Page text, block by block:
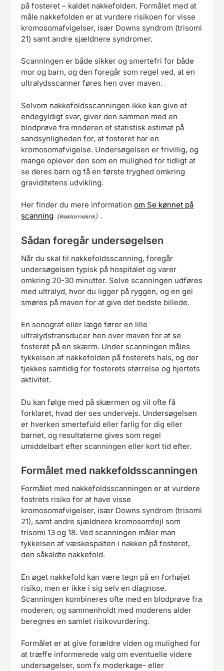
på fosteret – kaldet nakkefolden. Formålet med at
måle nakkefolden er at vurdere risikoen for visse
kromosomafvigelser, især Downs syndrom (trisomi
21) samt andre sjældnere syndromer.
Scanningen er både sikker og smertefri for både
mor og barn, og den foregår som regel ved, at en
ultralydsscanner føres hen over maven.
Selvom nakkefoldsscanningen ikke kan give et
endegyldigt svar, giver den sammen med en
blodprøve fra moderen et statistisk estimat på
sandsynligheden for, at fosteret har en
kromosomafvigelse. Undersøgelsen er frivillig, og
mange oplever den som en mulighed for tidligt at
se deres barn og få en første tryghed omkring
graviditetens udvikling.
Her finder du mere informationom Se kønnet på
scanning
.
Sådan foregår undersøgelsen
Når du skal til nakkefoldsscanning, foregår
undersøgelsen typisk på hospitalet og varer
omkring 20-30 minutter. Selve scanningen udføres
med ultralyd, hvor du ligger på ryggen, og en gel
smøres på maven for at give det bedste billede.
En sonograf eller læge fører en lille
ultralydstransducer hen over maven for at se
fosteret på en skærm. Under scanningen måles
tykkelsen af nakkefolden på fosterets hals, og der
tjekkes samtidig for fosterets størrelse og hjertets
aktivitet.
Du kan følge med på skærmen og vil ofte få
forklaret, hvad der ses undervejs. Undersøgelsen
er hverken smertefuld eller farlig for dig eller
barnet, og resultaterne gives som regel
umiddelbart efter scanningen eller kort tid efter.
Formålet med nakkefoldsscanningen
Formålet med nakkefoldsscanningen er at vurdere
fostrets risiko for at have visse
kromosomafvigelser, især Downs syndrom (trisomi
21), samt andre sjældnere kromosomfejl som
trisomi 13 og 18. Ved scanningen måler man
tykkelsen af væskespalten i nakken på fosteret,
den såkaldte nakkefold.
En øget nakkefold kan være tegn på en forhøjet
risiko, men er ikke i sig selv en diagnose.
Scanningen kombineres ofte med en blodprøve fra
moderen, og sammenholdt med moderens alder
beregnes en samlet risikovurdering.
Formålet er at give forældre viden og mulighed for
at træffe informerede valg om eventuelle videre
undersøgelser, som fx moderkage- eller